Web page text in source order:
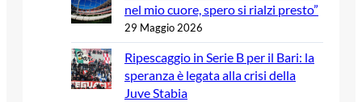
nel mio cuore, spero si rialzi presto”
29 Maggio 2026
Ripescaggio in Serie B per il Bari: la
speranza è legata alla crisi della
Juve Stabia